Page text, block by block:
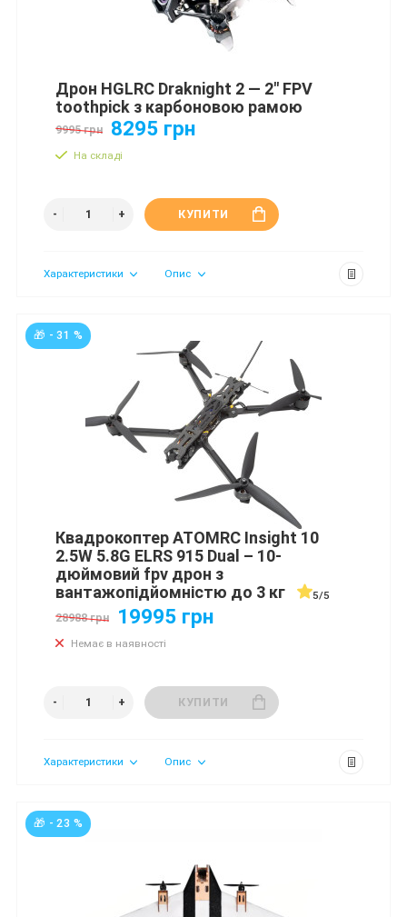
Дрон HGLRC Draknight 2 — 2″ FPV
toothpick з карбоновою рамою
9995 грн 8295 грн
На складі
КУПИТИ
Характеристики Опис
🎁 - 31 %
Квадрокоптер ATOMRC Insight 10
2.5W 5.8G ELRS 915 Dual – 10-
дюймовий fpv дрон з
вантажопідйомністю до 3 кг
5/5
28988 грн 19995 грн
Немає в наявності
КУПИТИ
Характеристики Опис
🎁 - 23 %